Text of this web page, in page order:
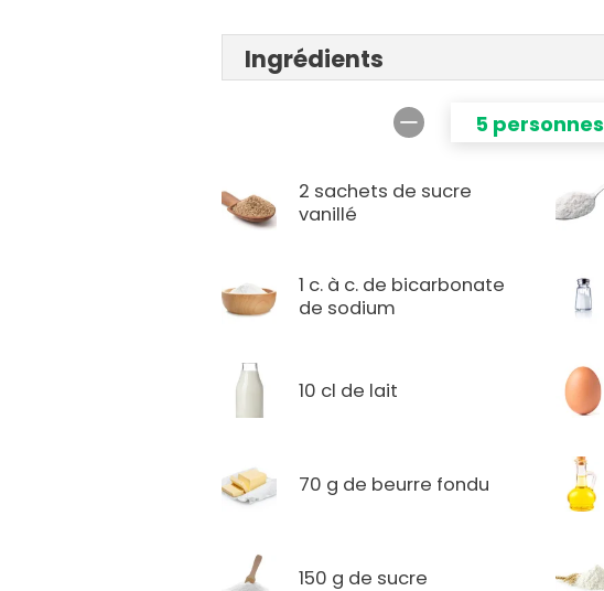
Ingrédients
5 personnes
2 sachets de sucre
vanillé
1 c. à c. de bicarbonate
de sodium
10 cl de lait
70 g de beurre fondu
150 g de sucre